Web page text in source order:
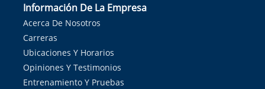
Información De La Empresa
Acerca De Nosotros
Carreras
Ubicaciones Y Horarios
Opiniones Y Testimonios
Entrenamiento Y Pruebas